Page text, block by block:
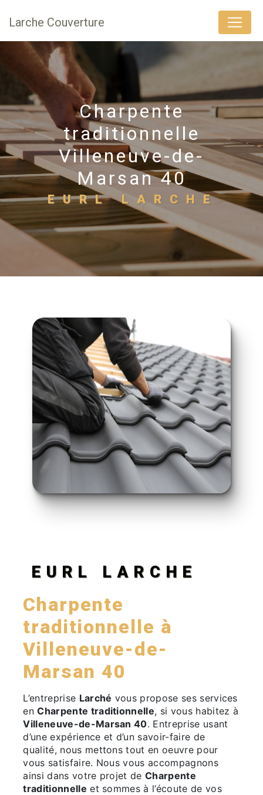
Larche Couverture
Charpente
traditionnelle
Villeneuve-de-
Marsan 40
EURL LARCHE
EURL LARCHE
Charpente
traditionnelle à
Villeneuve-de-
Marsan 40
L’entreprise Larché vous propose ses services
enCharpente traditionnelle, si vous habitez à
Villeneuve-de-Marsan 40. Entreprise usant
d’une expérience et d’un savoir-faire de
qualité, nous mettons tout en oeuvre pour
vous satisfaire. Nous vous accompagnons
ainsi dans votre projet deCharpente
traditionnelle et sommes à l’écoute de vos